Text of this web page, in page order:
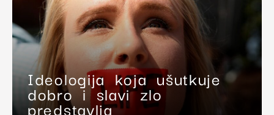
Ideologija koja ušutkuje
dobro i slavi zlo
predstavlja